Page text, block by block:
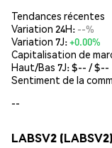
Tendances récentes
Variation 24H: --%
Variation 7J:+0.00%
Capitalisation de
Haut/Bas 7J: $-- / $--
Sentiment de la
--
LABSV2